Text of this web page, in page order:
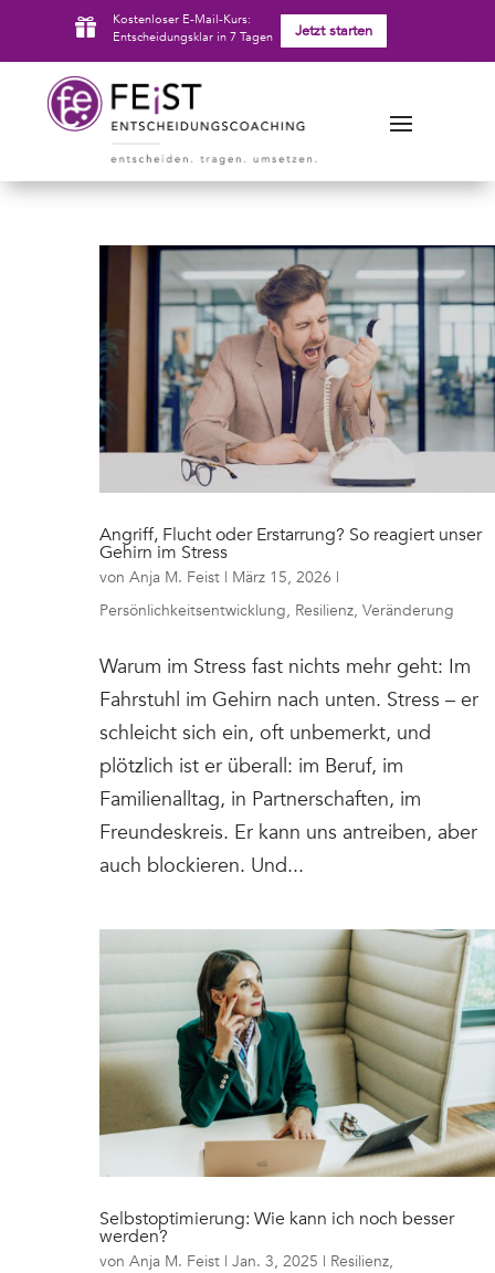

Kostenloser E-Mail-Kurs:
Entscheidungsklar in 7 Tagen
Jetzt starten
Angriff, Flucht oder Erstarrung? So reagiert unser
Gehirn im Stress
von Anja M. Feist| März 15, 2026 |
Persönlichkeitsentwicklung, Resilienz, Veränderung
Warum im Stress fast nichts mehr geht: Im
Fahrstuhl im Gehirn nach unten. Stress – er
schleicht sich ein, oft unbemerkt, und
plötzlich ist er überall: im Beruf, im
Familienalltag, in Partnerschaften, im
Freundeskreis. Er kann uns antreiben, aber
auch blockieren. Und...
Selbstoptimierung: Wie kann ich noch besser
werden?
von Anja M. Feist| Jan. 3, 2025 | Resilienz,